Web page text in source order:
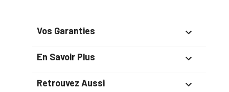
Vos Garanties 
En Savoir Plus 
Retrouvez Aussi 